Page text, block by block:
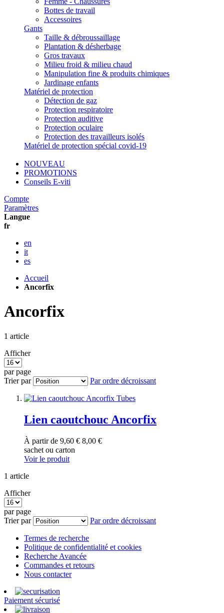
Bottes de travail
Accessoires
Gants
Taille & débroussaillage
Plantation & désherbage
Gros travaux
Milieu froid & milieu chaud
Manipulation fine & produits chimiques
Jardinage enfants
Matériel de protection
Détection de gaz
Protection respiratoire
Protection auditive
Protection oculaire
Protection des travailleurs isolés
Matériel de protection spécial covid-19
NOUVEAU
PROMOTIONS
Conseils E-viti
Compte
Paramètres
Langue
fr
en
it
es
Accueil
Ancorfix
Ancorfix
1 article
Afficher
par page
Trier par
Par ordre décroissant
Lien caoutchouc Ancorfix
À partir de 9,60 € 8,00 €
sachet ou carton
Voir le produit
1 article
Afficher
par page
Trier par
Par ordre décroissant
Termes de recherche
Politique de confidentialité et cookies
Recherche Avancée
Commandes et retours
Nous contacter
Paiement sécurisé